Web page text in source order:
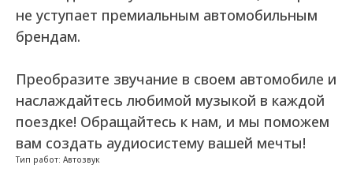
не уступает премиальным автомобильным
брендам.
Преобразите звучание в своем автомобиле и
наслаждайтесь любимой музыкой в каждой
поездке! Обращайтесь к нам, и мы поможем
вам создать аудиосистему вашей мечты!
Тип работ: Автозвук